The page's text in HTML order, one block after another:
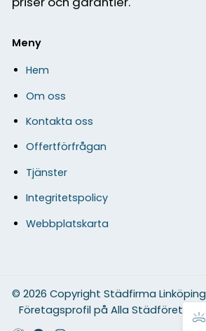
Meny
Hem
Om oss
Kontakta oss
Offertförfrågan
Tjänster
Integritetspolicy
Webbplatskarta
© 2026 Copyright Städfirma Linköping
Företagsprofil på Alla Städföretag